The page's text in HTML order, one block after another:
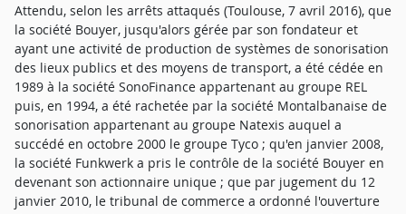
Attendu, selon les arrêts attaqués (Toulouse, 7 avril 2016), que
la société Bouyer, jusqu'alors gérée par son fondateur et
ayant une activité de production de systèmes de sonorisation
des lieux publics et des moyens de transport, a été cédée en
1989 à la société SonoFinance appartenant au groupe REL
puis, en 1994, a été rachetée par la société Montalbanaise de
sonorisation appartenant au groupe Natexis auquel a
succédé en octobre 2000 le groupe Tyco ; qu'en janvier 2008,
la société Funkwerk a pris le contrôle de la société Bouyer en
devenant son actionnaire unique ; que par jugement du 12
janvier 2010, le tribunal de commerce a ordonné l'ouverture